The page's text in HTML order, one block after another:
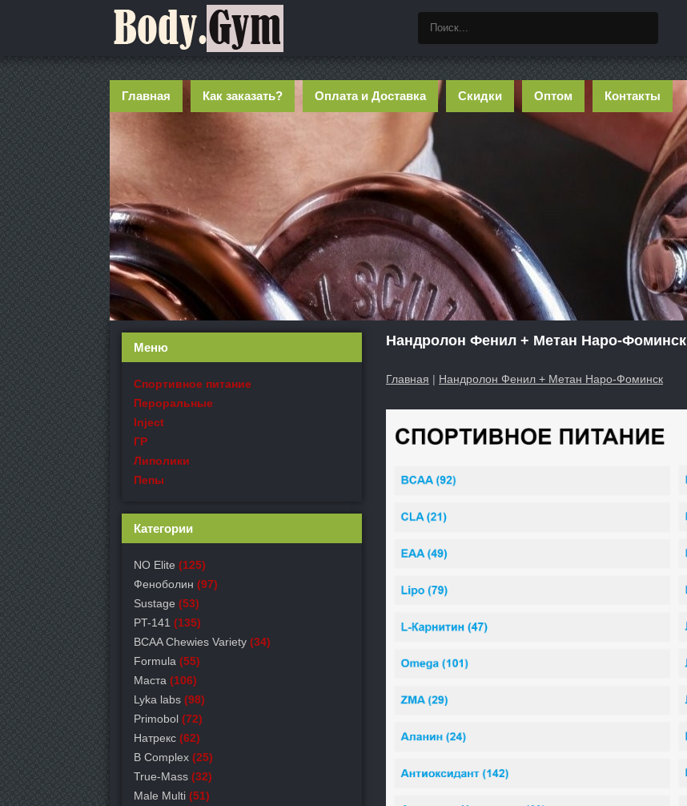
Главная Как заказать? Оплата и Доставка Скидки Оптом Контакты
Нандролон Фенил + Метан Наро-Фоминск
Главная | Нандролон Фенил + Метан Наро-Фоминск
Меню
Спортивное питание
Пероральные
Inject
ГР
Липолики
Пепы
Категории
NO Elite (125)
Феноболин (97)
Sustage (53)
PT-141 (135)
BCAA Chewies Variety (34)
Formula (55)
Маста (106)
Lyka labs (98)
Primobol (72)
Натрекс (62)
B Complex (25)
True-Mass (32)
Male Multi (51)